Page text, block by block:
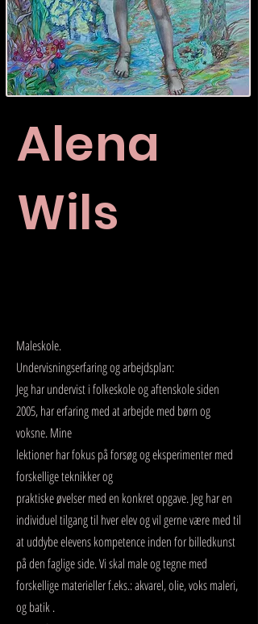
Alena
Wils
Maleskole.
Undervisningserfaring og arbejdsplan:
Jeg har undervist i folkeskole og aftenskole siden
2005, har erfaring med at arbejde med børn og
voksne. Mine
lektioner har fokus på forsøg og eksperimenter med
forskellige teknikker og
praktiske øvelser med en konkret opgave. Jeg har en
individuel tilgang til hver elev og vil gerne være med til
at uddybe elevens kompetence inden for billedkunst
på den faglige side. Vi skal male og tegne med
forskellige materieller f.eks.: akvarel, olie, voks maleri,
og batik .